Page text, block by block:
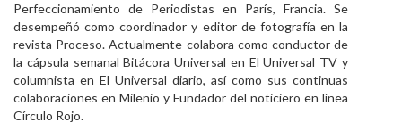
Perfeccionamiento de Periodistas en París, Francia. Se
desempeñó como coordinador y editor de fotografía en la
revista Proceso. Actualmente colabora como conductor de
la cápsula semanal Bitácora Universal en El Universal TV y
columnista en El Universal diario, así como sus continuas
colaboraciones en Milenio y Fundador del noticiero en línea
Círculo Rojo.